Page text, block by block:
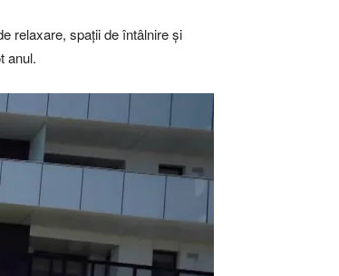
relaxare, spații de întâlnire și
anul.